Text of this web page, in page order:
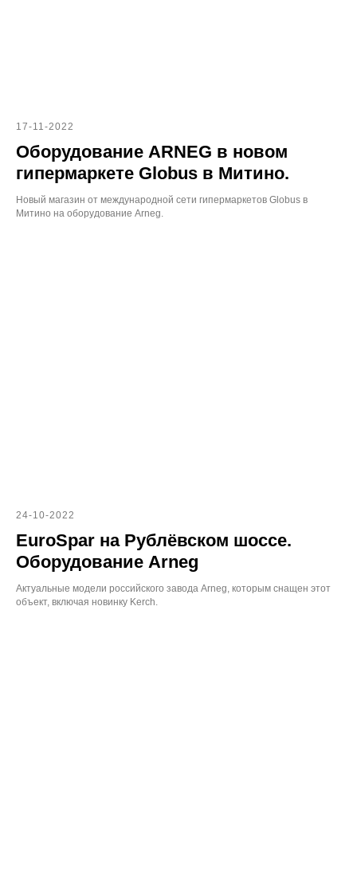
17-11-2022
Оборудование ARNEG в новом
гипермаркете Globus в Митино.
Новый магазин от международной сети гипермаркетов Globus в
Митино на оборудование Arneg.
24-10-2022
EuroSpar на Рублёвском шоссе.
Оборудование Arneg
Актуальные модели российского завода Arneg, которым снащен этот
объект, включая новинку Kerch.